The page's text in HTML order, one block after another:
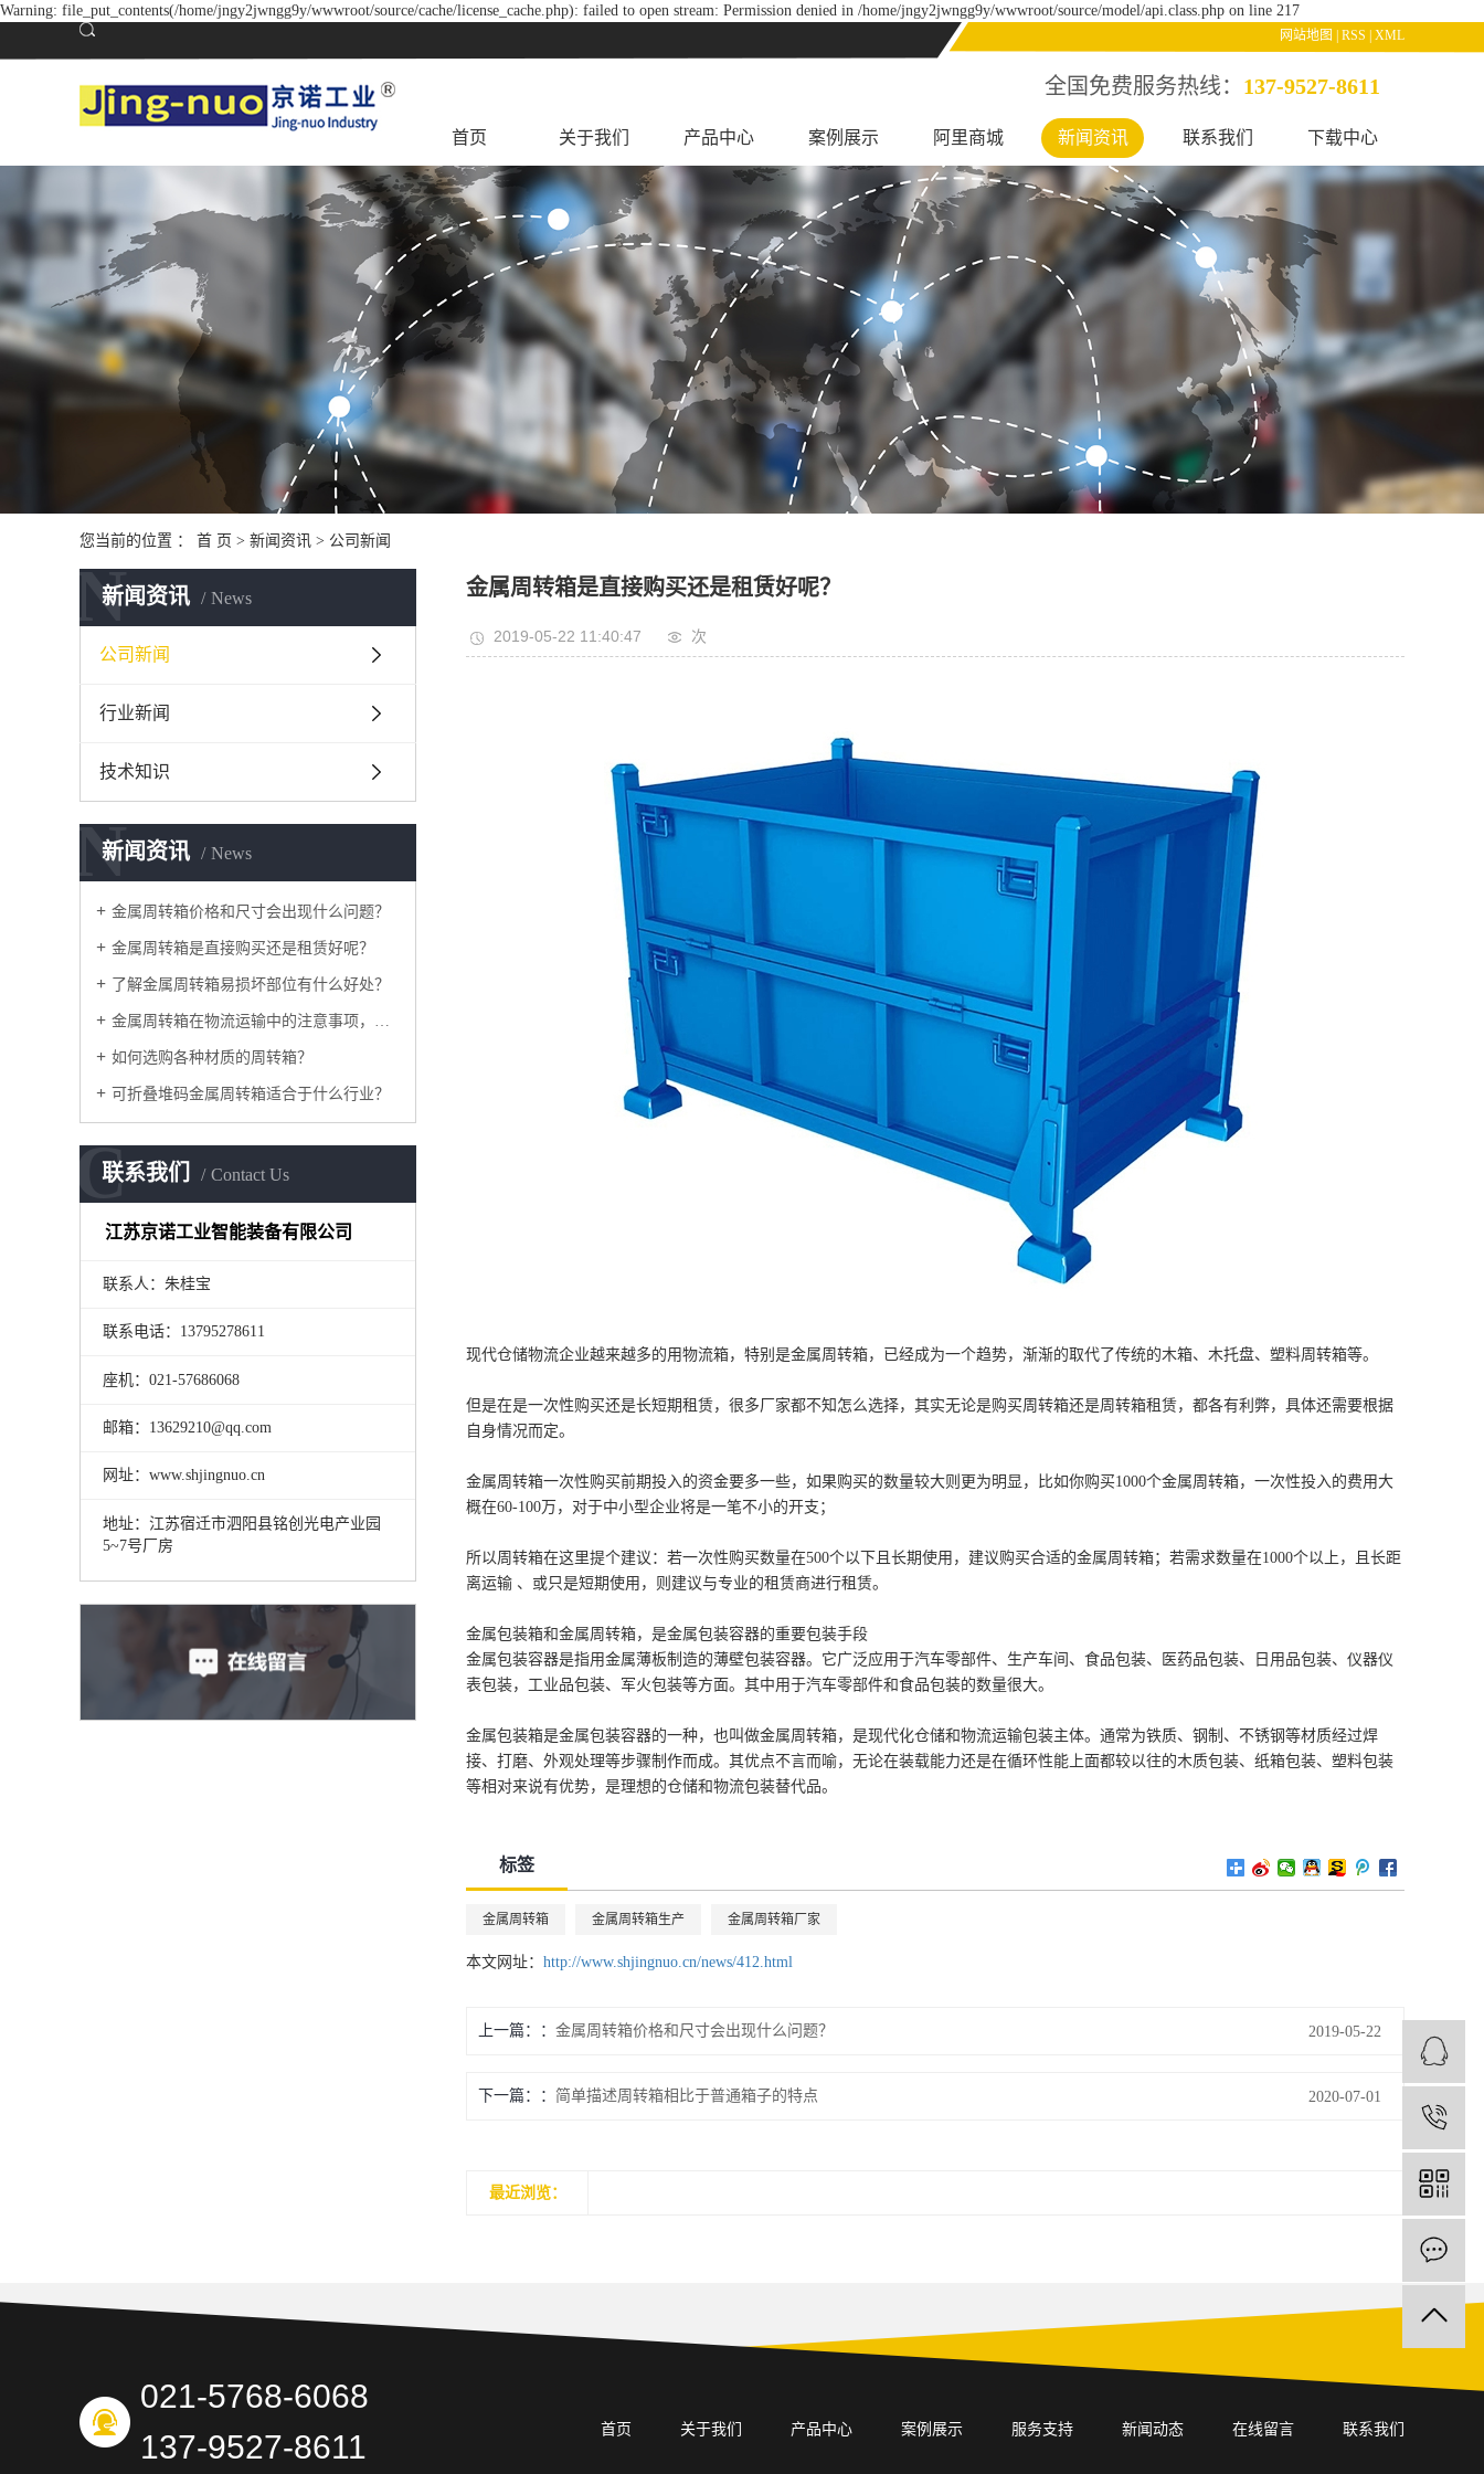
Warning: file_put_contents(/home/jngy2jwngg9y/wwwroot/source/cache/license_cache.php): failed to open stream: Permission denied in /home/jngy2jwngg9y/wwwroot/source/model/api.class.php on line 217
网站地图 RSS XML
全国免费服务热线： 137-9527-8611
首页 关于我们 产品中心 案例展示 阿里商城 新闻资讯 联系我们 下载中心
您当前的位置 ： 首 页 > 新闻资讯 > 公司新闻
新闻资讯 News
N
公司新闻
行业新闻
技术知识
新闻资讯 News
N
金属周转箱价格和尺寸会出现什么问题？
金属周转箱是直接购买还是租赁好呢？
了解金属周转箱易损坏部位有什么好处？
金属周转箱在物流运输中的注意事项，如何采购？
如何选购各种材质的周转箱？
可折叠堆码金属周转箱适合于什么行业？
联系我们 Contact Us
C
江苏京诺工业智能装备有限公司
联系人：朱桂宝
联系电话：13795278611
座机：021-57686068
邮箱：13629210@qq.com
网址：www.shjingnuo.cn
地址：江苏宿迁市泗阳县铭创光电产业园
5~7号厂房
金属周转箱是直接购买还是租赁好呢？
2019-05-22 11:40:47 次
现代仓储物流企业越来越多的用物流箱，特别是金属周转箱，已经成为一个趋势，渐渐的取代了传统的木箱、木托盘、塑料周转箱等。
但是在是一次性购买还是长短期租赁，很多厂家都不知怎么选择，其实无论是购买周转箱还是周转箱租赁，都各有利弊，具体还需要根据
自身情况而定。
金属周转箱一次性购买前期投入的资金要多一些，如果购买的数量较大则更为明显，比如你购买1000个金属周转箱，一次性投入的费用大
概在60-100万，对于中小型企业将是一笔不小的开支；
所以周转箱在这里提个建议：若一次性购买数量在500个以下且长期使用，建议购买合适的金属周转箱；若需求数量在1000个以上，且长距
离运输 、或只是短期使用，则建议与专业的租赁商进行租赁。
金属包装箱和金属周转箱，是金属包装容器的重要包装手段
金属包装容器是指用金属薄板制造的薄壁包装容器。它广泛应用于汽车零部件、生产车间、食品包装、医药品包装、日用品包装、仪器仪
表包装，工业品包装、军火包装等方面。其中用于汽车零部件和食品包装的数量很大。
金属包装箱是金属包装容器的一种，也叫做金属周转箱，是现代化仓储和物流运输包装主体。通常为铁质、钢制、不锈钢等材质经过焊
接、打磨、外观处理等步骤制作而成。其优点不言而喻，无论在装载能力还是在循环性能上面都较以往的木质包装、纸箱包装、塑料包装
等相对来说有优势，是理想的仓储和物流包装替代品。
标签
金属周转箱 金属周转箱生产 金属周转箱厂家
本文网址： http://www.shjingnuo.cn/news/412.html
上一篇： 金属周转箱价格和尺寸会出现什么问题？ 2019-05-22
下一篇： 简单描述周转箱相比于普通箱子的特点 2020-07-01
最近浏览：
021-5768-6068
137-9527-8611
首页 关于我们 产品中心 案例展示 服务支持 新闻动态 在线留言 联系我们